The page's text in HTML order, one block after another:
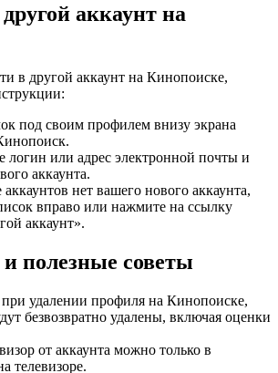
аккаунт на
в другой аккаунт на Кинопоиске,
под своим профилем внизу экрана
логин или адрес электронной почты и
аккаунта.
нет вашего нового аккаунта,
вправо или нажмите на ссылку
аккаунт».
полезные советы
удалении профиля на Кинопоиске,
безвозвратно удалены, включая оценки
от аккаунта можно только в
телевизоре.